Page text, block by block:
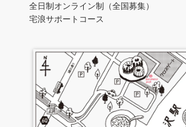
全日制オンライン制（全国募集）
宅浪サポートコース